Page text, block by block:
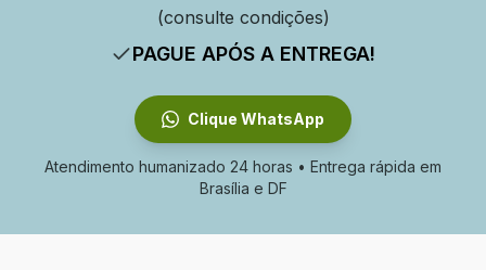
(consulte condições)
PAGUE APÓS A ENTREGA!
Clique WhatsApp
Atendimento humanizado 24 horas • Entrega rápida em
Brasília e DF